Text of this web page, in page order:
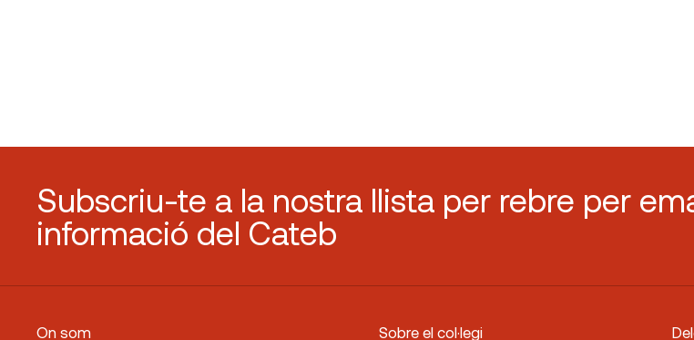
Subscriu-te a la nostra llista per rebre per
informació del Cateb
On som Sobre el col·legi